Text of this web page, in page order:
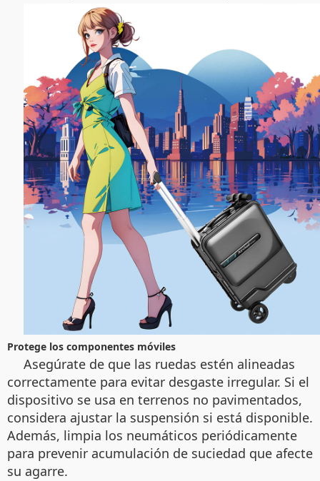
Protege los componentes móviles
Asegúrate de que las ruedas estén alineadas
correctamente para evitar desgaste irregular. Si el
dispositivo se usa en terrenos no pavimentados,
considera ajustar la suspensión si está disponible.
Además, limpia los neumáticos periódicamente
para prevenir acumulación de suciedad que afecte
su agarre.